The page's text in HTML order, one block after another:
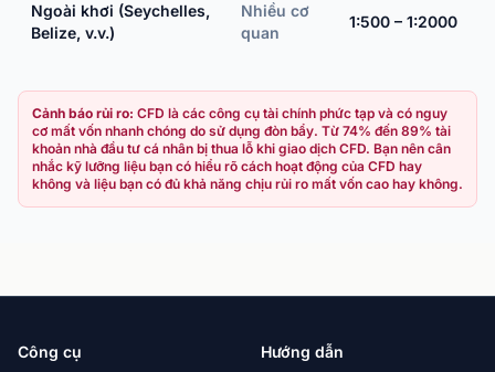
Ngoài khơi (Seychelles,
Belize, v.v.)
Nhiều cơ
quan
1:500 – 1:2000
Cảnh báo rủi ro: CFD là các công cụ tài chính phức tạp và có nguy
cơ mất vốn nhanh chóng do sử dụng đòn bẩy. Từ 74% đến 89% tài
khoản nhà đầu tư cá nhân bị thua lỗ khi giao dịch CFD. Bạn nên cân
nhắc kỹ lưỡng liệu bạn có hiểu rõ cách hoạt động của CFD hay
không và liệu bạn có đủ khả năng chịu rủi ro mất vốn cao hay không.
Công cụ Hướng dẫn